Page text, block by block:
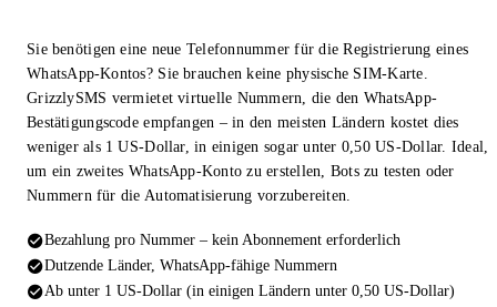
Sie benötigen eine neue Telefonnummer für die Registrierung eines
WhatsApp-Kontos? Sie brauchen keine physische SIM-Karte.
GrizzlySMS vermietet virtuelle Nummern, die den WhatsApp-
Bestätigungscode empfangen – in den meisten Ländern kostet dies
weniger als 1 US-Dollar, in einigen sogar unter 0,50 US-Dollar. Ideal,
um ein zweites WhatsApp-Konto zu erstellen, Bots zu testen oder
Nummern für die Automatisierung vorzubereiten.
Bezahlung pro Nummer – kein Abonnement erforderlich
Dutzende Länder, WhatsApp-fähige Nummern
Ab unter 1 US-Dollar (in einigen Ländern unter 0,50 US-Dollar)